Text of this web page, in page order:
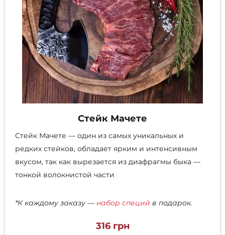
Стейк Мачете
Стейк Мачете — один из самых уникальных и
редких стейков, обладает ярким и интенсивным
вкусом, так как вырезается из диафрагмы быка —
тонкой волокнистой части
*К каждому заказу — набор специй в подарок.
316 грн